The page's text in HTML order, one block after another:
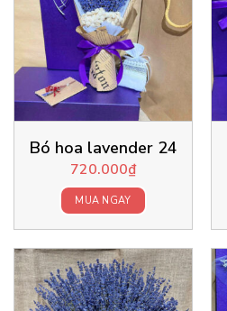
Bó hoa lavender 24
720.000₫
MUA NGAY